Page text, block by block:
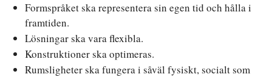
Formspråket ska representera sin egen tid och hålla i
framtiden.
Lösningar ska vara flexibla.
Konstruktioner ska optimeras.
Rumsligheter ska fungera i såväl fysiskt, socialt som